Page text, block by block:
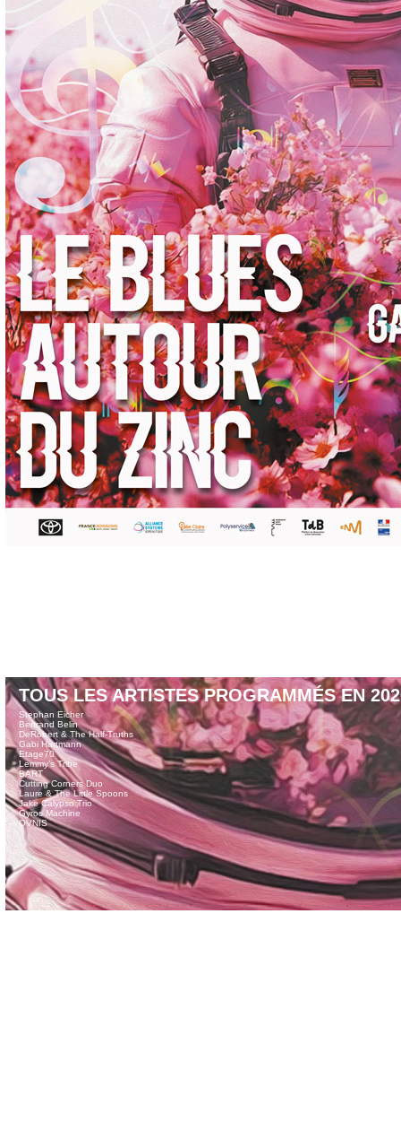
TOUS LES ARTISTES PROGRAMMÉS EN
Stephan Eicher
Bertrand Belin
DeRobert & The Half-Truths
Gabi Hartmann
Etage70
Lemmy’s Tribe
BART
Cutting Corners Duo
Laure & The Little Spoons
Jake Calypso Trio
Gyros Machine
OVNIS